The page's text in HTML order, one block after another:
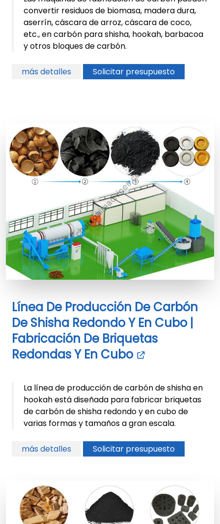
convertir residuos de biomasa, madera dura,
aserrín, cáscara de arroz, cáscara de coco,
etc., en carbón para shisha, hookah, barbacoa
y otros bloques de carbón.
más detalles Solicitar presupuesto
Línea De Producción De Carbón
De Shisha Redondo Y En Cubo |
Fabricación De Briquetas
Redondas Y En Cubo
La línea de producción de carbón de shisha en
hookah está diseñada para fabricar briquetas
de carbón de shisha redondo y en cubo de
varias formas y tamaños a gran escala.
más detalles Solicitar presupuesto